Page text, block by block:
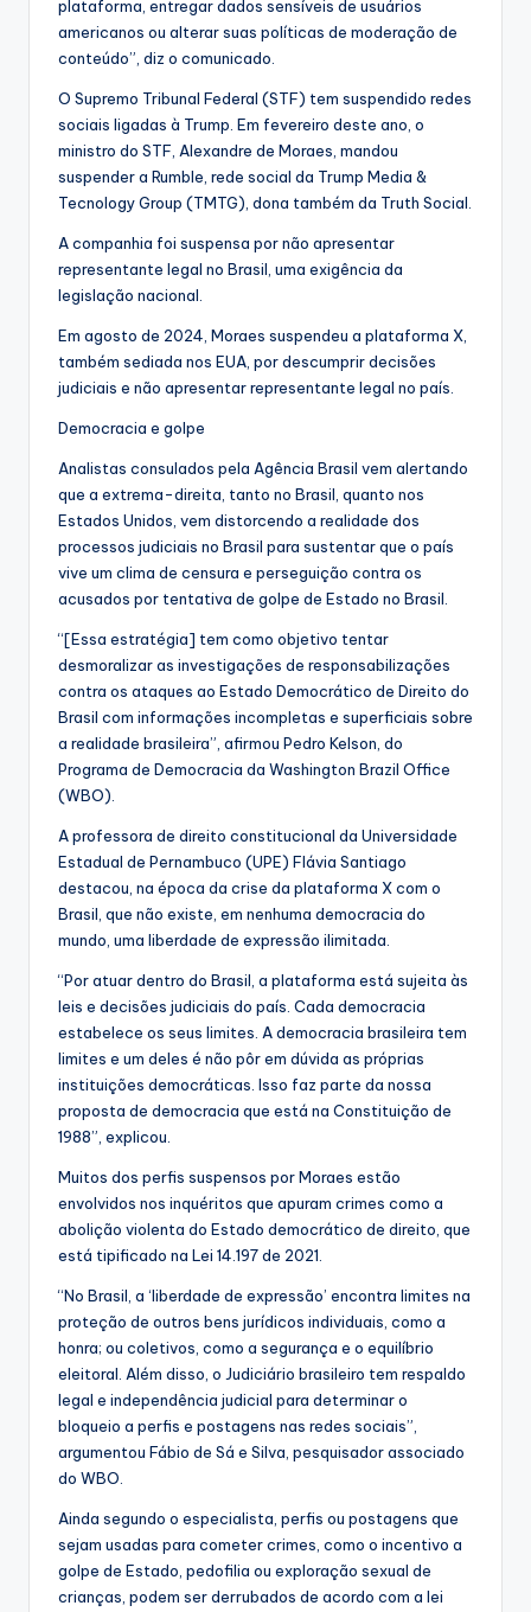
plataforma, entregar dados sensíveis de usuários
americanos ou alterar suas políticas de moderação de
conteúdo”, diz o comunicado.
O Supremo Tribunal Federal (STF) tem suspendido redes
sociais ligadas à Trump. Em fevereiro deste ano, o
ministro do STF, Alexandre de Moraes, mandou
suspender a Rumble, rede social da Trump Media &
Tecnology Group (TMTG), dona também da Truth Social.
A companhia foi suspensa por não apresentar
representante legal no Brasil, uma exigência da
legislação nacional.
Em agosto de 2024, Moraes suspendeu a plataforma X,
também sediada nos EUA, por descumprir decisões
judiciais e não apresentar representante legal no país.
Democracia e golpe
Analistas consulados pela Agência Brasil vem alertando
que a extrema-direita, tanto no Brasil, quanto nos
Estados Unidos, vem distorcendo a realidade dos
processos judiciais no Brasil para sustentar que o país
vive um clima de censura e perseguição contra os
acusados por tentativa de golpe de Estado no Brasil.
“[Essa estratégia] tem como objetivo tentar
desmoralizar as investigações de responsabilizações
contra os ataques ao Estado Democrático de Direito do
Brasil com informações incompletas e superficiais sobre
a realidade brasileira”, afirmou Pedro Kelson, do
Programa de Democracia da Washington Brazil Office
(WBO).
A professora de direito constitucional da Universidade
Estadual de Pernambuco (UPE) Flávia Santiago
destacou, na época da crise da plataforma X com o
Brasil, que não existe, em nenhuma democracia do
mundo, uma liberdade de expressão ilimitada.
“Por atuar dentro do Brasil, a plataforma está sujeita às
leis e decisões judiciais do país. Cada democracia
estabelece os seus limites. A democracia brasileira tem
limites e um deles é não pôr em dúvida as próprias
instituições democráticas. Isso faz parte da nossa
proposta de democracia que está na Constituição de
1988”, explicou.
Muitos dos perfis suspensos por Moraes estão
envolvidos nos inquéritos que apuram crimes como a
abolição violenta do Estado democrático de direito, que
está tipificado na Lei 14.197 de 2021.
“No Brasil, a ‘liberdade de expressão’ encontra limites na
proteção de outros bens jurídicos individuais, como a
honra; ou coletivos, como a segurança e o equilíbrio
eleitoral. Além disso, o Judiciário brasileiro tem respaldo
legal e independência judicial para determinar o
bloqueio a perfis e postagens nas redes sociais”,
argumentou Fábio de Sá e Silva, pesquisador associado
do WBO.
Ainda segundo o especialista, perfis ou postagens que
sejam usadas para cometer crimes, como o incentivo a
golpe de Estado, pedofilia ou exploração sexual de
crianças, podem ser derrubados de acordo com a lei